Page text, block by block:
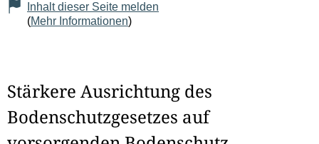
Inhalt dieser Seite melden
(Mehr Informationen)
Stärkere Ausrichtung des
Bodenschutzgesetzes auf